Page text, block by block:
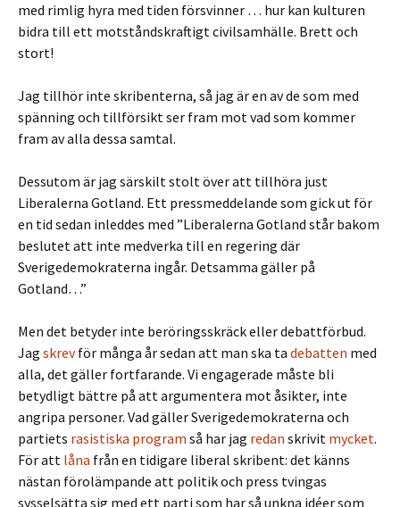
med rimlig hyra med tiden försvinner … hur kan kulturen
bidra till ett motståndskraftigt civilsamhälle. Brett och
stort!
Jag tillhör inte skribenterna, så jag är en av de som med
spänning och tillförsikt ser fram mot vad som kommer
fram av alla dessa samtal.
Dessutom är jag särskilt stolt över att tillhöra just
Liberalerna Gotland. Ett pressmeddelande som gick ut för
en tid sedan inleddes med ”Liberalerna Gotland står bakom
beslutet att inte medverka till en regering där
Sverigedemokraterna ingår. Detsamma gäller på
Gotland…”
Men det betyder inte beröringsskräck eller debattförbud.
Jag skrevför många år sedan att man ska ta debatten med
alla, det gäller fortfarande. Vi engagerade måste bli
betydligt bättre på att argumentera mot åsikter, inte
angripa personer. Vad gäller Sverigedemokraterna och
partiets rasistiska program så har jag redan skrivit mycket.
För att låna från en tidigare liberal skribent: det känns
nästan förolämpande att politik och press tvingas
sysselsätta sig med ett parti som har så unkna idéer som